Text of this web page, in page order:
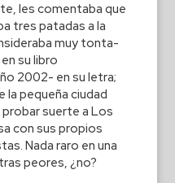
les comentaba que
tres patadas a la
muy tonta-
su libro
2002- en su letra;
la pequeña ciudad
suerte a Los
con sus propios
Nada raro en una
peores, ¿no?